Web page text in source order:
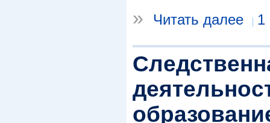
»
Читать далее 1